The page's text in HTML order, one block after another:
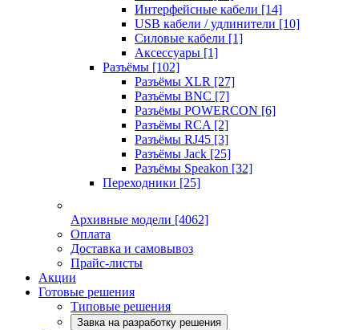
Интерфейсные кабели [14]
USB кабели / удлинители [10]
Силовые кабели [1]
Аксессуары [1]
Разъёмы [102]
Разъёмы XLR [27]
Разъёмы BNC [7]
Разъёмы POWERCON [6]
Разъёмы RCA [2]
Разъёмы RJ45 [3]
Разъёмы Jack [25]
Разъёмы Speakon [32]
Переходники [25]
Архивные модели [4062]
Оплата
Доставка и самовывоз
Прайс-листы
Акции
Готовые решения
Типовые решения
Завка на разработку решения